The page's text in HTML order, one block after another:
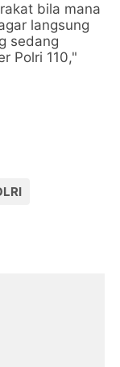
bila mana
langsung
sedang
Polri 110,"